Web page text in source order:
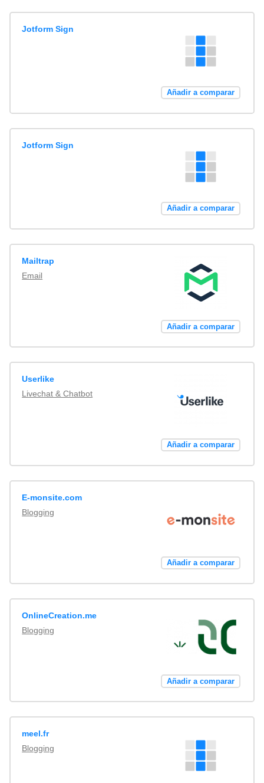
Jotform Sign
Añadir a comparar
Jotform Sign
Añadir a comparar
Mailtrap
Email
Añadir a comparar
Userlike
Livechat & Chatbot
Añadir a comparar
E-monsite.com
Blogging
Añadir a comparar
OnlineCreation.me
Blogging
Añadir a comparar
meel.fr
Blogging